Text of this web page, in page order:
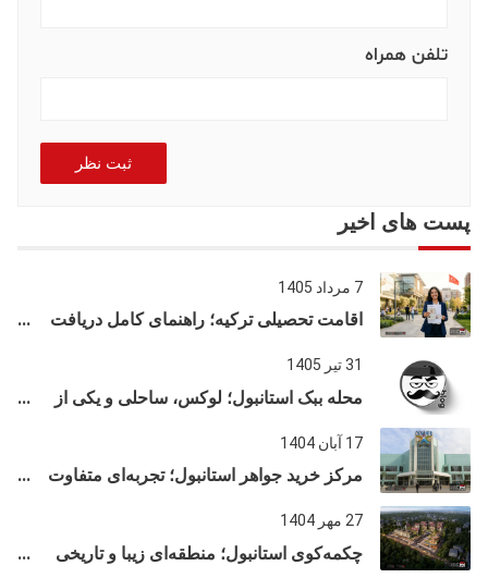
تلفن همراه
ثبت نظر
پست های اخیر
7 مرداد 1405
اقامت تحصیلی ترکیه؛ راهنمای کامل دریافت
31 تیر 1405
محله ببک استانبول؛ لوکس، ساحلی و یکی از
17 آبان 1404
مرکز خرید جواهر استانبول؛ تجربه‌ای متفاوت
27 مهر 1404
چکمه‌کوی استانبول؛ منطقه‌ای زیبا و تاریخی